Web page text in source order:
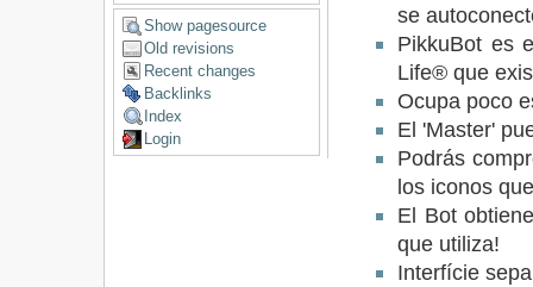
Show pagesource
Old revisions
Recent changes
Backlinks
Index
Login
se
PikkuBot es
Life® que
Ocupa poco
El 'Master'
Podrás
los iconos
El Bot
que utiliza!
Interfície